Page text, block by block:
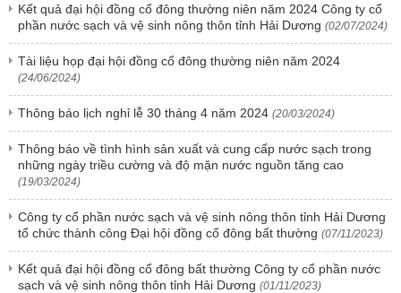
Kết quả đại hội đồng cổ đông thường niên năm 2024 Công ty cổ
phần nước sạch và vệ sinh nông thôn tỉnh Hải Dương (02/07/2024)
Tài liệu họp đại hội đồng cổ đông thường niên năm 2024
(24/06/2024)
Thông báo lịch nghỉ lễ 30 tháng 4 năm 2024 (20/03/2024)
Thông báo về tình hình sản xuất và cung cấp nước sạch trong
những ngày triều cường và độ mặn nước nguồn tăng cao
(19/03/2024)
Công ty cổ phần nước sạch và vệ sinh nông thôn tỉnh Hải Dương
tổ chức thành công Đại hội đồng cổ đông bất thường (07/11/2023)
Kết quả đại hội đồng cổ đông bất thường Công ty cổ phần nước
sạch và vệ sinh nông thôn tỉnh Hải Dương (01/11/2023)